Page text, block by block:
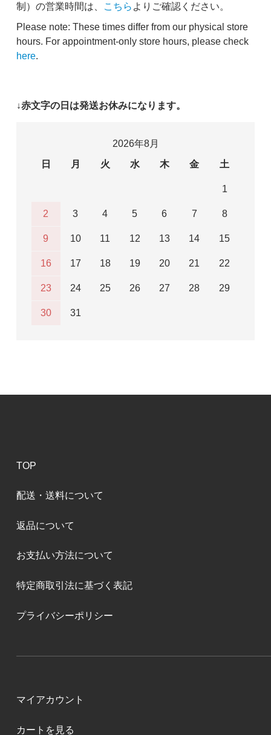
制）の営業時間は、
こちら よりご確認ください。
Please note: These times differ from our physical store
hours. For appointment-only store hours, please check
here.
↓赤文字の日は発送お休みになります。
2026年8月
日
月 火 水 木 金 土
1
2 3 4 5 6 7 8
9 10 11 12 13 14 15
16 17 18 19 20 21 22
23 24 25 26 27 28 29
30 31
TOP
配送・送料について
返品について
お支払い方法について
特定商取引法に基づく表記
プライバシーポリシー
マイアカウント
カートを見る